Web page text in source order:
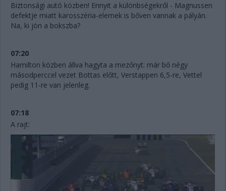
Biztonsági autó közben! Ennyit a különbségekről - Magnussen
defektje miatt karosszéria-elemek is bőven vannak a pályán.
Na, ki jön a bokszba?
07:20
Hamilton közben állva hagyta a mezőnyt: már bő négy
másodperccel vezet Bottas előtt, Verstappen 6,5-re, Vettel
pedig 11-re van jelenleg.
07:18
A rajt: